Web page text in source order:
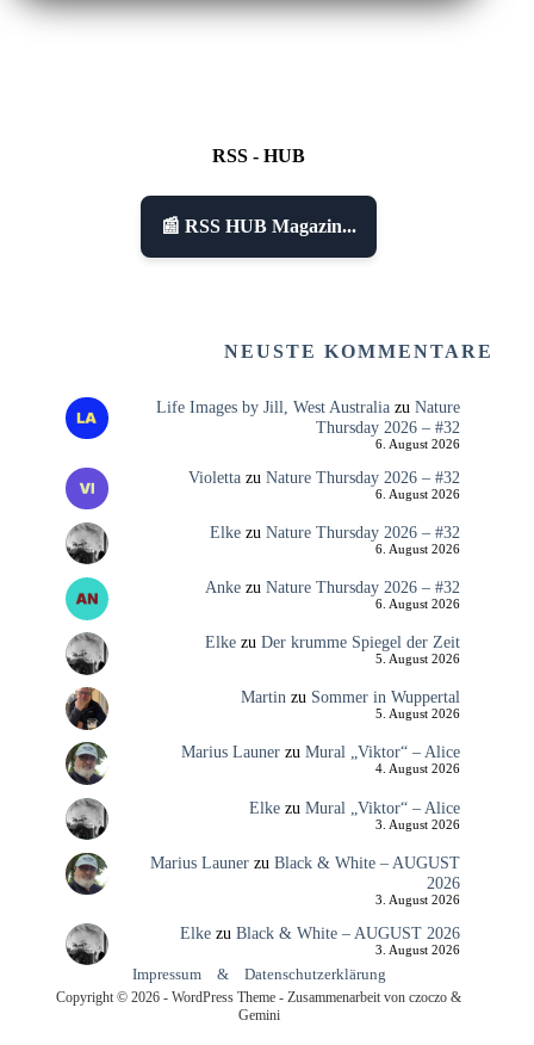
RSS - HUB
📰 RSS HUB Magazin...
NEUSTE KOMMENTARE
Life Images by Jill, West Australiazu Nature
Thursday 2026 – #32
6. August 2026
Violettazu Nature Thursday 2026 – #32
6. August 2026
Elkezu Nature Thursday 2026 – #32
6. August 2026
Ankezu Nature Thursday 2026 – #32
6. August 2026
Elkezu Der krumme Spiegel der Zeit
5. August 2026
Martinzu Sommer in Wuppertal
5. August 2026
Marius Launerzu Mural „Viktor“ – Alice
4. August 2026
Elkezu Mural „Viktor“ – Alice
3. August 2026
Marius Launerzu Black & White – AUGUST
2026
3. August 2026
Elkezu Black & White – AUGUST 2026
3. August 2026
Impressum & Datenschutzerklärung
Copyright © 2026 - WordPress Theme - Zusammenarbeit von czoczo &
Gemini